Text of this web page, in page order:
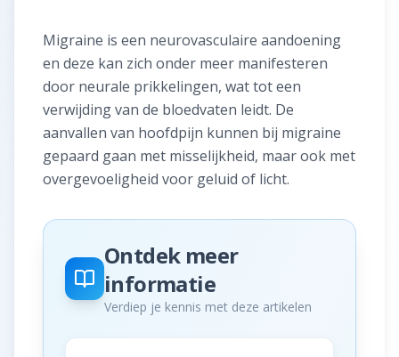
Sportblessures
Fysiotherapeuten
Praktijk kiezen
Vergoedingen
Over ons
Migraine is een neurovasculaire aandoening
en deze kan zich onder meer manifesteren
door neurale prikkelingen, wat tot een
verwijding van de bloedvaten leidt. De
aanvallen van hoofdpijn kunnen bij migraine
gepaard gaan met misselijkheid, maar ook met
overgevoeligheid voor geluid of licht.
Ontdek meer
informatie
Verdiep je kennis met deze artikelen